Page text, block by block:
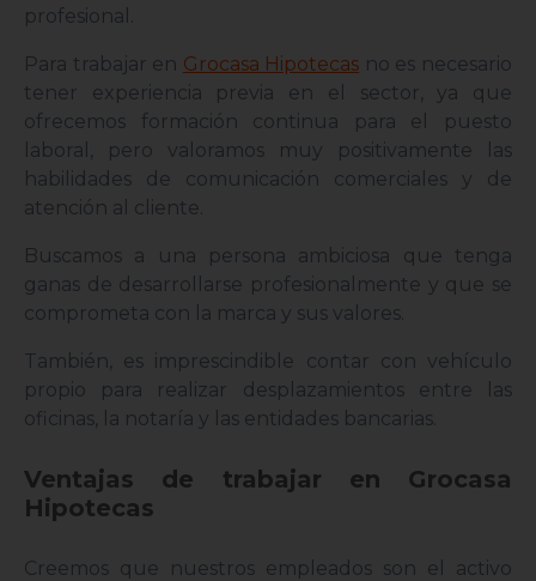
profesional.
Para trabajar en Grocasa Hipotecas no es necesario
tener experiencia previa en el sector, ya que
ofrecemos formación continua para el puesto
laboral, pero valoramos muy positivamente las
habilidades de comunicación comerciales y de
atención al cliente.
Buscamos a una persona ambiciosa que tenga
ganas de desarrollarse profesionalmente y que se
comprometa con la marca y sus valores.
También, es imprescindible contar con vehículo
propio para realizar desplazamientos entre las
oficinas, la notaría y las entidades bancarias.
Ventajas de trabajar en Grocasa
Hipotecas
Creemos que nuestros empleados son el activo